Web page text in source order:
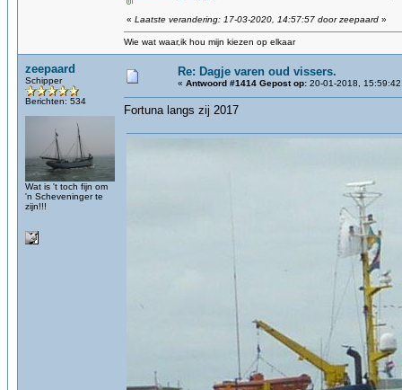
« Laatste verandering: 17-03-2020, 14:57:57 door zeepaard »
Wie wat waar,ik hou mijn kiezen op elkaar
zeepaard
Schipper
Berichten: 534
Wat is 't toch fijn om
'n Scheveninger te
zijn!!!
Re: Dagje varen oud vissers.
« Antwoord #1414 Gepost op: 20-01-2018,
Fortuna langs zij 2017